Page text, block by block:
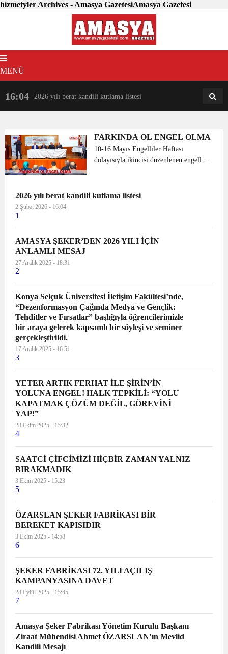
hizmetyler Archives - Amasya GazetesiAmasya Gazetesi
MENÜ
16:04 2026 yılı berat kandili kutlama listesi 18:31
FARKINDA OL ENGEL OLMA
10-16 Mayıs Engelliler Haftası
dolayısıyla ikincisi düzenlenen engelli
yöneticiler ve engelli derneklerinin
2026 yılı berat kandili kutlama listesi
2 Şubat 2026 - 16:04
1
AMASYA ŞEKER’DEN 2026 YILI İÇİN
ANLAMLI MESAJ
27 Aralık 2025 - 18:31
2
Konya Selçuk Üniversitesi İletişim Fakültesi’nde,
“Dezenformasyon Çağında Medya ve Gençlik:
Tehditler ve Fırsatlar” başlığıyla öğrencilerimizle
bir araya gelerek kapsamlı bir söyleşi ve seminer
gerçekleştirildi.
17 Aralık 2025 - 16:51
3
YETER ARTIK FERHAT İLE ŞİRİN’İN
YOLUNA ENGEL! HALK TEPKİLİ: “YOLU
KAPATMAK ÇÖZÜM DEĞİL, GÖREVİNİ
YAP!”
28 Ekim 2025 - 15:32
4
SAATCİ ÇİFCİMİZİ HİÇBİR ZAMAN YALNIZ
BIRAKMADIK
3 Ekim 2025 - 15:23
5
ÖZARSLAN ŞEKER FABRİKASI BİR
BEREKET KAPISIDIR
3 Ekim 2025 - 14:58
6
ŞEKER FABRİKASI 72. YILI AÇILIŞ
KAMPANYASINA DAVET
28 Eylül 2025 - 15:45
7
Amasya Şeker Fabrikası Yönetim Kurulu Başkanı
Ziraat Mühendisi Ahmet ÖZARSLAN’ın Mevlid
Kandili Mesajı